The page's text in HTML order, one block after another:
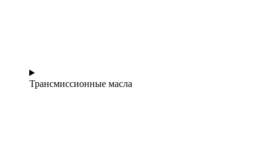
Трансмиссионные масла